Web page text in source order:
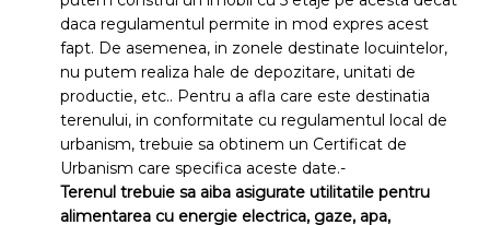
daca regulamentul permite in mod expres acest
fapt. De asemenea, in zonele destinate locuintelor,
nu putem realiza hale de depozitare, unitati de
productie, etc.. Pentru a afla care este destinatia
terenului, in conformitate cu regulamentul local de
urbanism, trebuie sa obtinem un Certificat de
Urbanism care specifica aceste date.-
Terenul trebuie sa aiba asigurate utilitatile pentru
alimentarea cu energie electrica, gaze, apa,